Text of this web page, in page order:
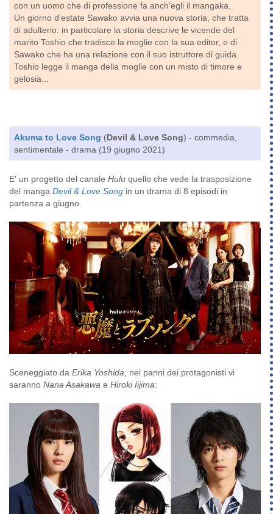
con un uomo che di professione fa anch'egli il mangaka.
Un giorno d'estate Sawako avvia una nuova storia, che tratta
di adulterio: in particolare la storia descrive le vicende del
marito Toshio che tradisce la moglie con la sua editor, e di
Sawako che ha una relazione con il suo istruttore di guida.
Toshio legge il manga della moglie con un misto di timore e
gelosia...
Akuma to Love Song (Devil & Love Song) - commedia,
sentimentale - drama (19 giugno 2021)
E' un progetto del canale Hulu quello che vede la trasposizione
del manga Devil & Love Song in un drama di 8 episodi in
partenza a giugno.
Sceneggiato da Erika Yoshida, nei panni dei protagonisti vi
saranno Nana Asakawa e Hiroki Iijima: